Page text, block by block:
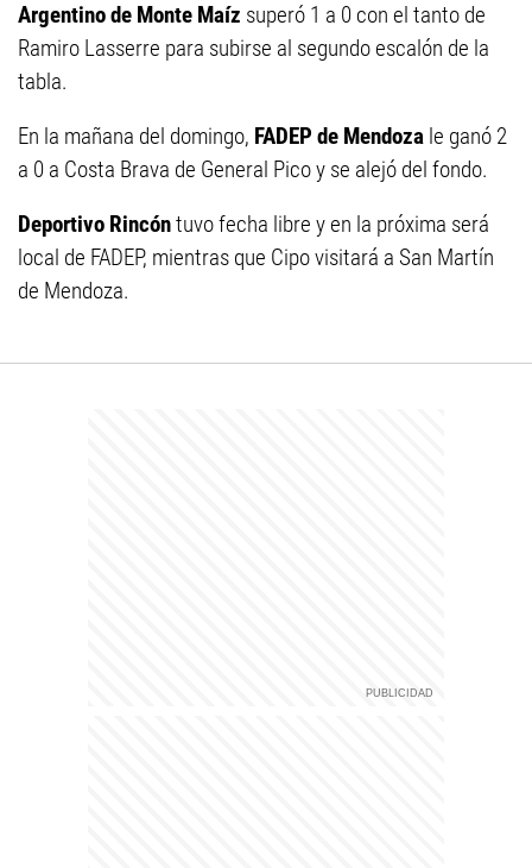
Argentino de Monte Maíz superó 1 a 0 con el tanto de
Ramiro Lasserre para subirse al segundo escalón de la
tabla.
En la mañana del domingo, FADEP de Mendoza le ganó 2
a 0 a Costa Brava de General Pico y se alejó del fondo.
Deportivo Rincóntuvo fecha libre y en la próxima será
local de FADEP, mientras que Cipo visitará a San Martín
de Mendoza.